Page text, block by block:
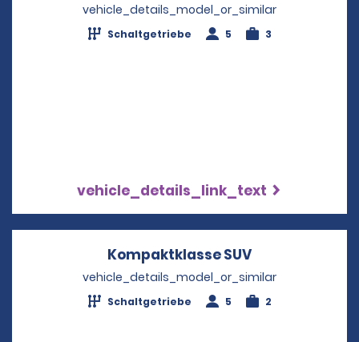
vehicle_details_model_or_similar
Schaltgetriebe 5 3
vehicle_details_link_text
Kompaktklasse SUV
vehicle_details_model_or_similar
Schaltgetriebe 5 2